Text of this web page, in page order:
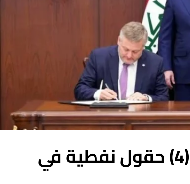
شركة بريطانية تعيد تأهيل (4) حقول نفطية في